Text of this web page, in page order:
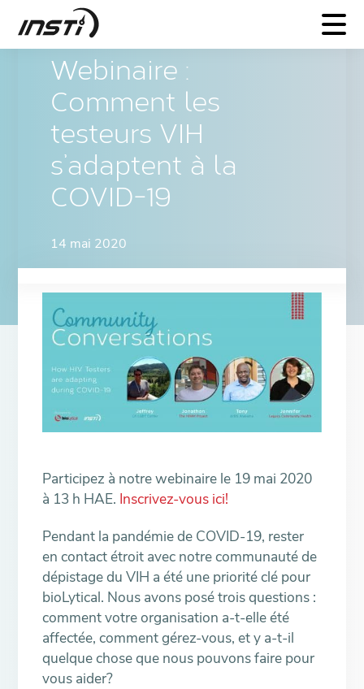
Webinaire :
Comment les
testeurs VIH
s’adaptent à la
COVID-19
14 mai 2020
Participez à notre webinaire le 19 mai 2020
à 13 h HAE. Inscrivez-vous ici!
Pendant la pandémie de COVID-19, rester
en contact étroit avec notre communauté de
dépistage du VIH a été une priorité clé pour
bioLytical. Nous avons posé trois questions :
comment votre organisation a-t-elle été
affectée, comment gérez-vous, et y a-t-il
quelque chose que nous pouvons faire pour
vous aider?